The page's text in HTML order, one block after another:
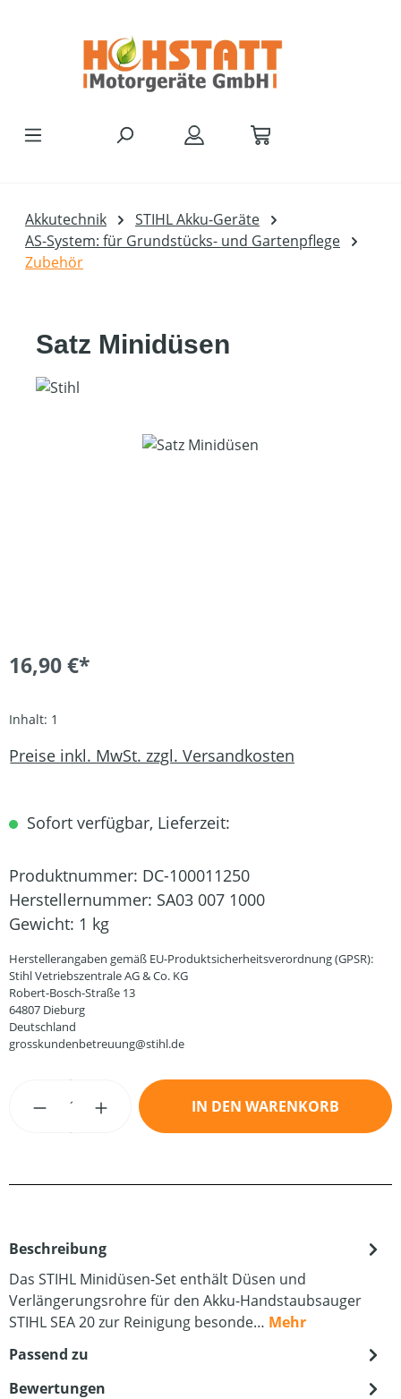
Akkutechnik
STIHL Akku-Geräte
AS-System: für Grundstücks- und Gartenpflege
Zubehör
Satz Minidüsen
Bildergalerie überspringen
16,90 €*
Inhalt: 1
Preise inkl. MwSt. zzgl. Versandkosten
Sofort verfügbar, Lieferzeit:
Produktnummer: DC-100011250
Herstellernummer: SA03 007 1000
Gewicht: 1 kg
Herstellerangaben gemäß EU-Produktsicherheitsverordnung (GPSR):
Stihl Vetriebszentrale AG & Co. KG
Robert-Bosch-Straße 13
64807 Dieburg
Deutschland
grosskundenbetreuung@stihl.de
Produkt Anzahl: Gib den gewünschten
IN DEN WARENKORB
Beschreibung
Das STIHL Minidüsen-Set enthält Düsen und
Verlängerungsrohre für den Akku-Handstaubsauger
STIHL SEA 20 zur Reinigung besonde… Mehr
Passend zu
Bewertungen